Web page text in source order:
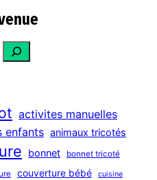
activites manuelles
enfants animaux tricotés
bonnet bonnet tricoté
couverture bébé cuisine